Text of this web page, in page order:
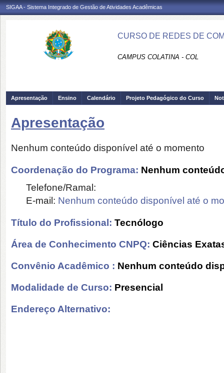
SIGAA - Sistema Integrado de Gestão de Atividades Acadêmicas
CURSO DE REDES DE
CAMPUS COLATINA - COL
Apresentação Ensino Calendário Projeto Pedagógico do Curso
Apresentação
Nenhum conteúdo disponível até o momento
Coordenação do Programa: Nenhum
Telefone/Ramal:
E-mail: Nenhum conteúdo disponível até o
Título do Profissional: Tecnólogo
Área de Conhecimento CNPQ: Ciências
Convênio Acadêmico : Nenhum conteúdo
Modalidade de Curso: Presencial
Endereço Alternativo: